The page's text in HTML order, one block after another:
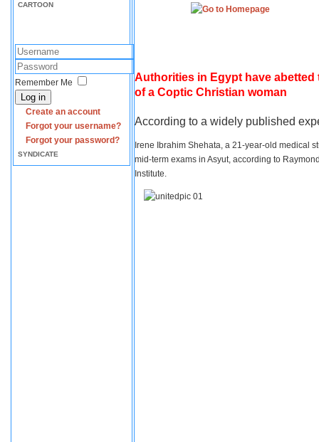
CARTOON
Remember Me
Log in
Create an account
Forgot your username?
Forgot your password?
SYNDICATE
Authorities in Egypt have
of a Coptic Christian woman
According to a widely published
Irene Ibrahim Shehata, a 21-year-old medical
mid-term exams in Asyut, according to
Institute.